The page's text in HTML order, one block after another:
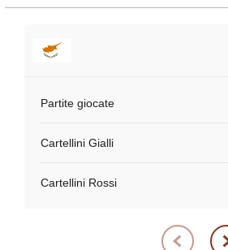
Partite giocate
Cartellini Gialli
Cartellini Rossi